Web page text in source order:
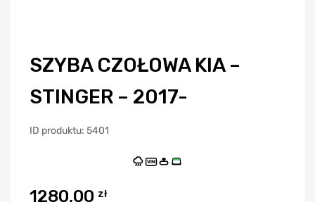
SZYBA CZOŁOWA KIA –
STINGER – 2017-
ID produktu: 5401
VIN
1280,00 zł